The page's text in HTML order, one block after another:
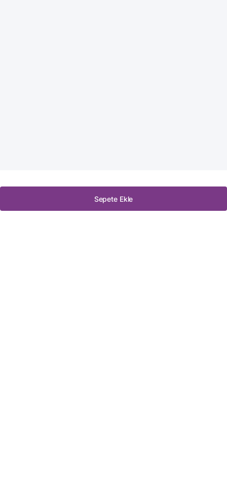
Sepete Ekle